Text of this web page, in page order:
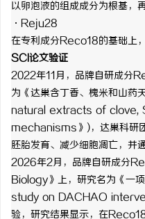
以卵泡液的组成成分为根基，
·Reju28
在专利成分Reco18的基础上
SCI论文验证
2022年11月，品牌自研成分
为《达巢含丁香、槐米和山
natural extracts of clove,
mechanisms》)，达巢科研
胚胎发育、减少细胞凋亡，并
2026年2月，品牌自研成分
Biology》上，研究名为《一
study on DACHAO
验，研究结果显示，在